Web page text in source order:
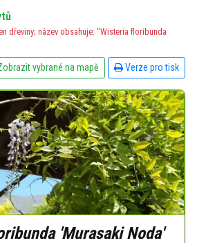
dřeviny; název obsahuje: "Wisteria floribunda
vybrané na mapě Verze pro tisk
'Murasaki Noda'